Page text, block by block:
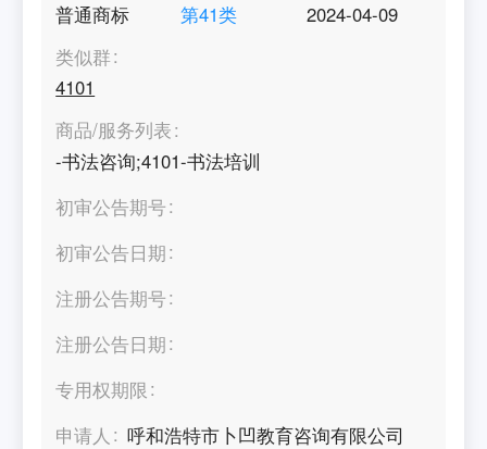
普通商标
第41类
2024-04-09
类似群
4101
商品/服务列表
-书法咨询;4101-书法培训
初审公告期号
初审公告日期
注册公告期号
注册公告日期
专用权期限
申请人
呼和浩特市卜凹教育咨询有限公司